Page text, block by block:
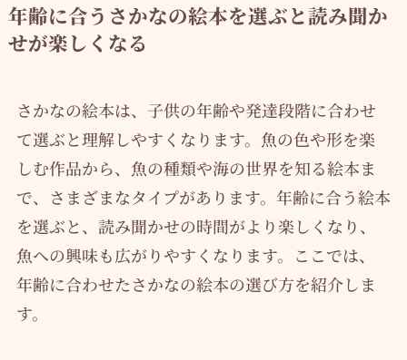
年齢に合うさかなの絵本を選ぶと読み聞か
せが楽しくなる
さかなの絵本は、子供の年齢や発達段階に合わせ
て選ぶと理解しやすくなります。魚の色や形を楽
しむ作品から、魚の種類や海の世界を知る絵本ま
で、さまざまなタイプがあります。年齢に合う絵本
を選ぶと、読み聞かせの時間がより楽しくなり、
魚への興味も広がりやすくなります。ここでは、
年齢に合わせたさかなの絵本の選び方を紹介しま
す。